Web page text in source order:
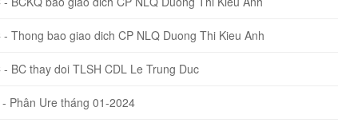
Thong bao giao dich CP NLQ Duong Thi Kieu Anh
BC thay doi TLSH CDL Le Trung Duc
Phân Ure tháng 01-2024